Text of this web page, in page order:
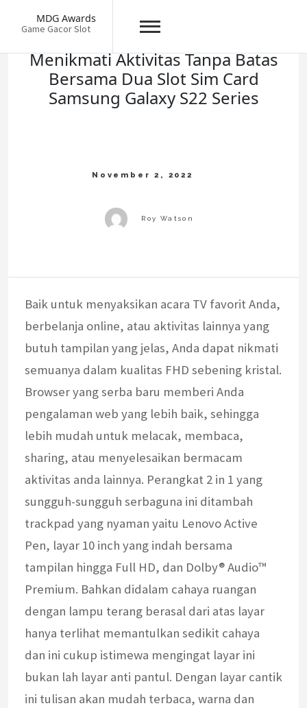
MDG Awards
Game Gacor Slot
Menikmati Aktivitas Tanpa Batas
Bersama Dua Slot Sim Card
Samsung Galaxy S22 Series
Baik untuk menyaksikan acara TV favorit Anda,
berbelanja online, atau aktivitas lainnya yang
butuh tampilan yang jelas, Anda dapat nikmati
semuanya dalam kualitas FHD sebening kristal.
Browser yang serba baru memberi Anda
pengalaman web yang lebih baik, sehingga
lebih mudah untuk melacak, membaca,
sharing, atau menyelesaikan bermacam
aktivitas anda lainnya. Perangkat 2 in 1 yang
sungguh-sungguh serbaguna ini ditambah
trackpad yang nyaman yaitu Lenovo Active
Pen, layar 10 inch yang indah bersama
tampilan hingga Full HD, dan Dolby® Audio™
Premium. Bahkan didalam cahaya ruangan
dengan lampu terang berasal dari atas layar
hanya terlihat memantulkan sedikit cahaya
dan ini cukup istimewa mengingat layar ini
bukan lah layar anti pantul. Dengan layar cantik
ini tulisan akan mudah terbaca, warna dan